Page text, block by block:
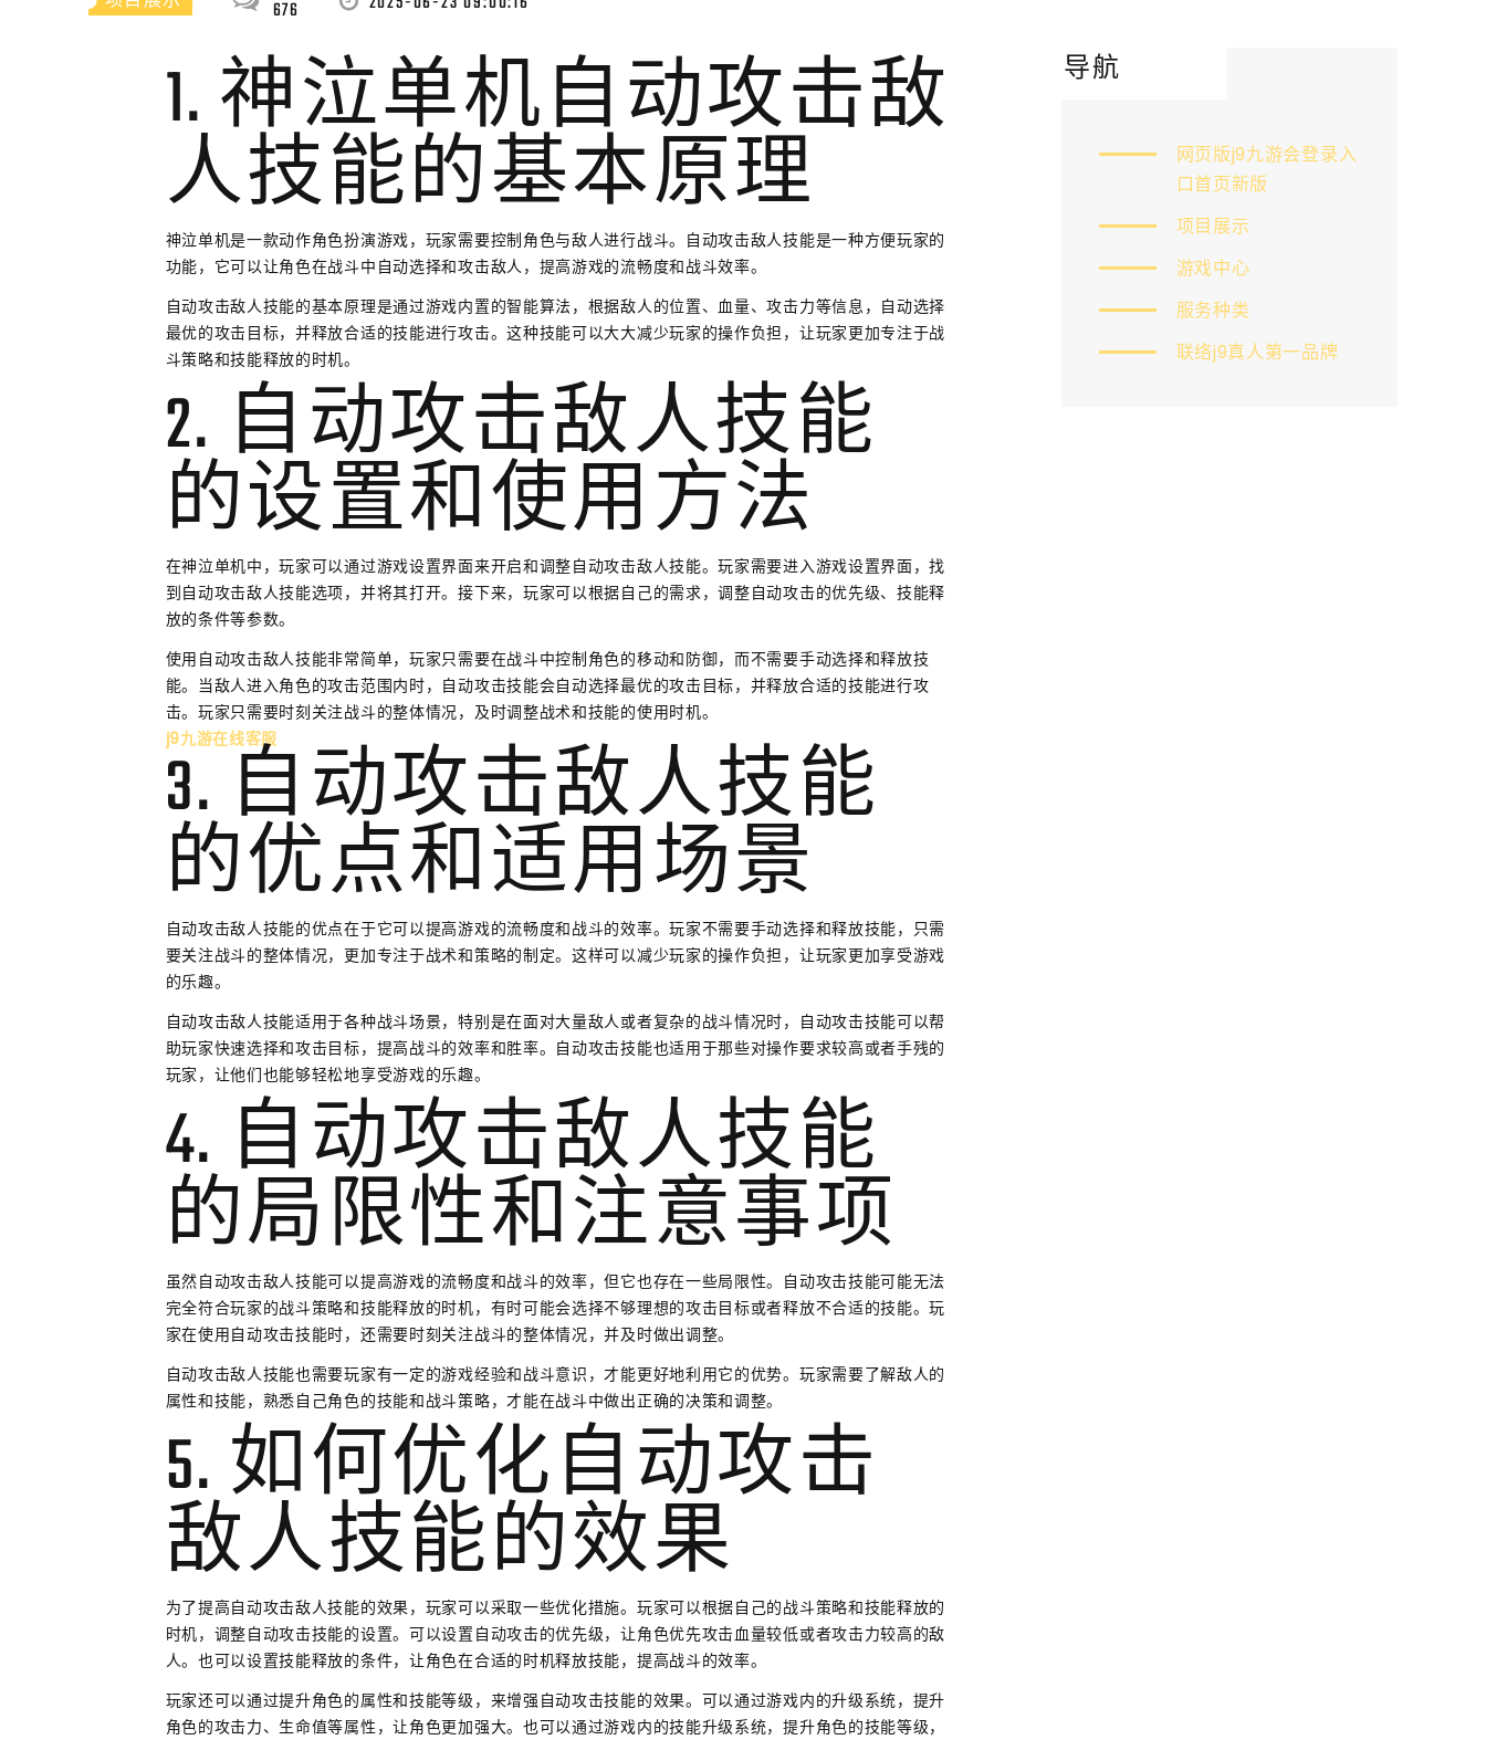
676
1. 神泣单机自动攻击敌
人技能的基本原理
神泣单机是一款动作角色扮演游戏，玩家需要控制角色与敌人进行战斗。自动攻击敌人技能是一种方便玩家的
功能，它可以让角色在战斗中自动选择和攻击敌人，提高游戏的流畅度和战斗效率。
自动攻击敌人技能的基本原理是通过游戏内置的智能算法，根据敌人的位置、血量、攻击力等信息，自动选择
最优的攻击目标，并释放合适的技能进行攻击。这种技能可以大大减少玩家的操作负担，让玩家更加专注于战
斗策略和技能释放的时机。
2. 自动攻击敌人技能
的设置和使用方法
在神泣单机中，玩家可以通过游戏设置界面来开启和调整自动攻击敌人技能。玩家需要进入游戏设置界面，找
到自动攻击敌人技能选项，并将其打开。接下来，玩家可以根据自己的需求，调整自动攻击的优先级、技能释
放的条件等参数。
使用自动攻击敌人技能非常简单，玩家只需要在战斗中控制角色的移动和防御，而不需要手动选择和释放技
能。当敌人进入角色的攻击范围内时，自动攻击技能会自动选择最优的攻击目标，并释放合适的技能进行攻
击。玩家只需要时刻关注战斗的整体情况，及时调整战术和技能的使用时机。
j9九游在线客服
3. 自动攻击敌人技能
的优点和适用场景
自动攻击敌人技能的优点在于它可以提高游戏的流畅度和战斗的效率。玩家不需要手动选择和释放技能，只需
要关注战斗的整体情况，更加专注于战术和策略的制定。这样可以减少玩家的操作负担，让玩家更加享受游戏
的乐趣。
自动攻击敌人技能适用于各种战斗场景，特别是在面对大量敌人或者复杂的战斗情况时，自动攻击技能可以帮
助玩家快速选择和攻击目标，提高战斗的效率和胜率。自动攻击技能也适用于那些对操作要求较高或者手残的
玩家，让他们也能够轻松地享受游戏的乐趣。
4. 自动攻击敌人技能
的局限性和注意事项
虽然自动攻击敌人技能可以提高游戏的流畅度和战斗的效率，但它也存在一些局限性。自动攻击技能可能无法
完全符合玩家的战斗策略和技能释放的时机，有时可能会选择不够理想的攻击目标或者释放不合适的技能。玩
家在使用自动攻击技能时，还需要时刻关注战斗的整体情况，并及时做出调整。
自动攻击敌人技能也需要玩家有一定的游戏经验和战斗意识，才能更好地利用它的优势。玩家需要了解敌人的
属性和技能，熟悉自己角色的技能和战斗策略，才能在战斗中做出正确的决策和调整。
5. 如何优化自动攻击
敌人技能的效果
为了提高自动攻击敌人技能的效果，玩家可以采取一些优化措施。玩家可以根据自己的战斗策略和技能释放的
时机，调整自动攻击技能的设置。可以设置自动攻击的优先级，让角色优先攻击血量较低或者攻击力较高的敌
人。也可以设置技能释放的条件，让角色在合适的时机释放技能，提高战斗的效率。
玩家还可以通过提升角色的属性和技能等级，来增强自动攻击技能的效果。可以通过游戏内的升级系统，提升
角色的攻击力、生命值等属性，让角色更加强大。也可以通过游戏内的技能升级系统，提升角色的技能等级，
导航
网页版j9九游会登录入
口首页新版
项目展示
游戏中心
服务种类
联络j9真人第一品牌